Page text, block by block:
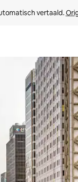
vertaald.